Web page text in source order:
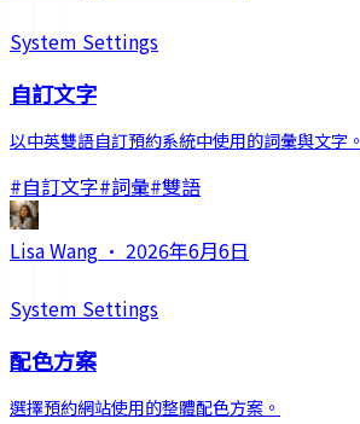
System Settings
自訂文字
以中英雙語自訂預約系統中使用的詞彙與文字。
#自訂文字#詞彙#雙語
Lisa Wang · 2026年6月6日
System Settings
配色方案
選擇預約網站使用的整體配色方案。